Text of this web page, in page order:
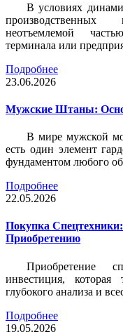
В условиях
неотъемлемой
терминала или
Подробнее
23.06.2026
Мужские Штаны:
В мире мужской
есть один элемент
фундаментом любого
Подробнее
22.05.2026
Покупка
Приобретению
Приобретение
инвестиция, которая
глубокого анализа и
Подробнее
19.05.2026